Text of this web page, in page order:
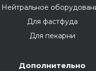
Нейтральное
Для фастфуда
Для пекарни
Дополнительно